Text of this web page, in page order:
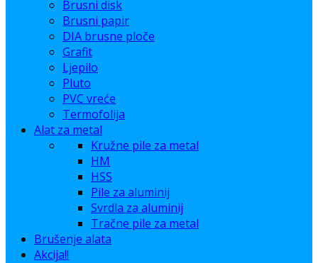
Brusni disk
Brusni papir
DIA brusne ploče
Grafit
Ljepilo
Pluto
PVC vreće
Termofolija
Alat za metal
Kružne pile za metal
HM
HSS
Pile za aluminij
Svrdla za aluminij
Tračne pile za metal
Brušenje alata
Akcija!!